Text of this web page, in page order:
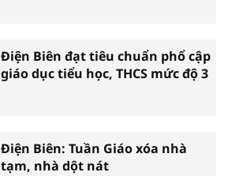
Điện Biên đạt tiêu chuẩn phổ cập
giáo dục tiểu học, THCS mức độ 3
Điện Biên: Tuần Giáo xóa nhà
tạm, nhà dột nát